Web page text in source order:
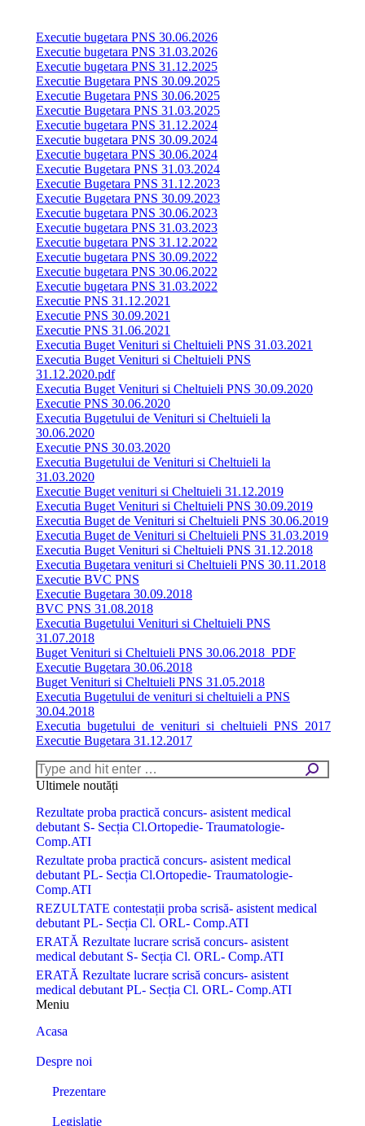
Executie bugetara PNS 30.06.2026
Executie bugetara PNS 31.03.2026
Executie bugetara PNS 31.12.2025
Executie Bugetara PNS 30.09.2025
Executie Bugetara PNS 30.06.2025
Executie Bugetara PNS 31.03.2025
Executie bugetara PNS 31.12.2024
Executie bugetara PNS 30.09.2024
Executie bugetara PNS 30.06.2024
Executie Bugetara PNS 31.03.2024
Executie Bugetara PNS 31.12.2023
Executie Bugetara PNS 30.09.2023
Executie bugetara PNS 30.06.2023
Executie bugetara PNS 31.03.2023
Executie bugetara PNS 31.12.2022
Executie bugetara PNS 30.09.2022
Executie bugetara PNS 30.06.2022
Executie bugetara PNS 31.03.2022
Executie PNS 31.12.2021
Executie PNS 30.09.2021
Executie PNS 31.06.2021
Executia Buget Venituri si Cheltuieli PNS 31.03.2021
Executia Buget Venituri si Cheltuieli PNS
31.12.2020.pdf
Executia Buget Venituri si Cheltuieli PNS 30.09.2020
Executie PNS 30.06.2020
Executia Bugetului de Venituri si Cheltuieli la
30.06.2020
Executie PNS 30.03.2020
Executia Bugetului de Venituri si Cheltuieli la
31.03.2020
Executie Buget venituri si Cheltuieli 31.12.2019
Executia Buget Venituri si Cheltuieli PNS 30.09.2019
Executia Buget de Venituri si Cheltuieli PNS 30.06.2019
Executia Buget de Venituri si Cheltuieli PNS 31.03.2019
Executia Buget Venituri si Cheltuieli PNS 31.12.2018
Executia Bugetara venituri si Cheltuieli PNS 30.11.2018
Executie BVC PNS
Executie Bugetara 30.09.2018
BVC PNS 31.08.2018
Executia Bugetului Venituri si Cheltuieli PNS
31.07.2018
Buget Venituri si Cheltuieli PNS 30.06.2018_PDF
Executie Bugetara 30.06.2018
Buget Venituri si Cheltuieli PNS 31.05.2018
Executia Bugetului de venituri si cheltuieli a PNS
30.04.2018
Executia_bugetului_de_venituri_si_cheltuieli_PNS_2017
Executie Bugetara 31.12.2017
Search:
Ultimele noutăți
Rezultate proba practică concurs- asistent medical
debutant S- Secția Cl.Ortopedie- Traumatologie-
Comp.ATI
Rezultate proba practică concurs- asistent medical
debutant PL- Secția Cl.Ortopedie- Traumatologie-
Comp.ATI
REZULTATE contestații proba scrisă- asistent medical
debutant PL- Secția Cl. ORL- Comp.ATI
ERATĂ Rezultate lucrare scrisă concurs- asistent
medical debutant S- Secția Cl. ORL- Comp.ATI
ERATĂ Rezultate lucrare scrisă concurs- asistent
medical debutant PL- Secția Cl. ORL- Comp.ATI
Meniu
Acasa
Despre noi
Prezentare
Legislație